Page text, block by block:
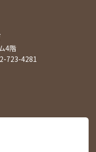
4階
723-4281